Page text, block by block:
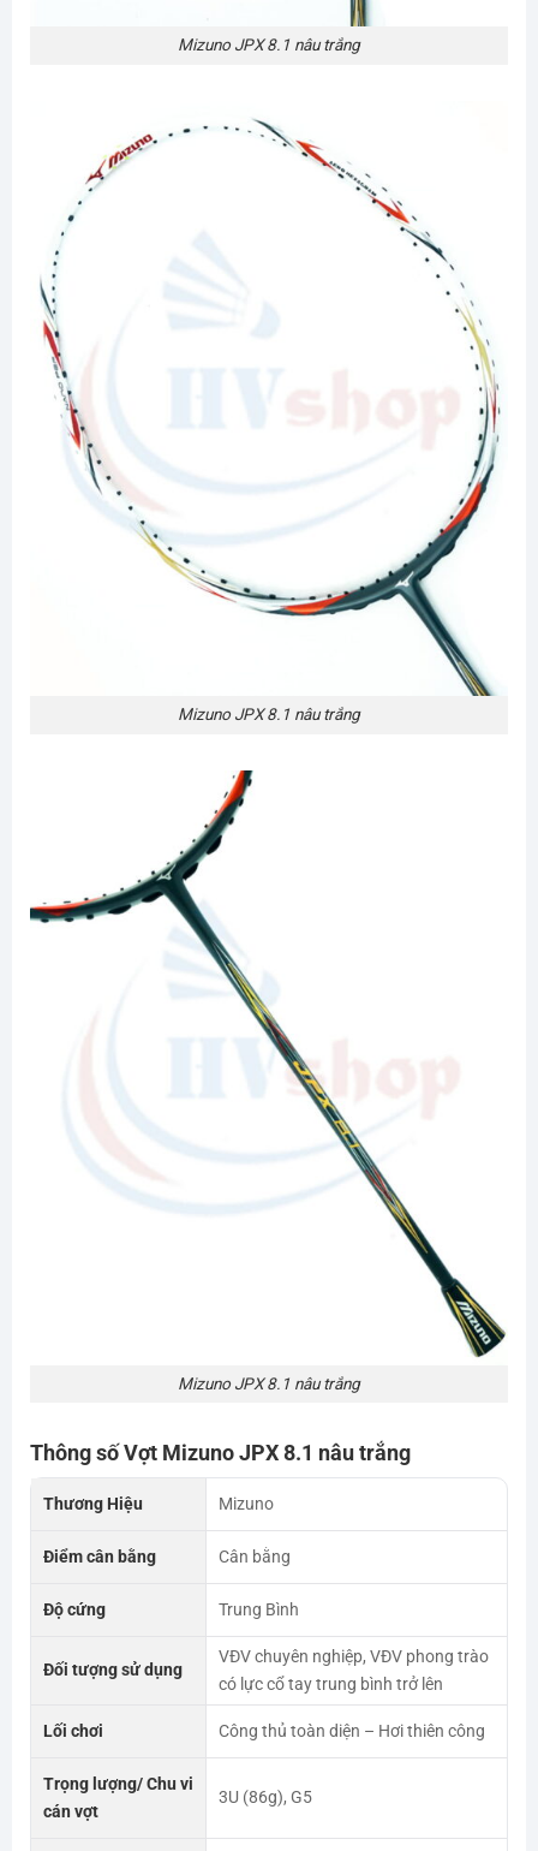
Mizuno JPX 8.1 nâu trắng
Mizuno JPX 8.1 nâu trắng
Mizuno JPX 8.1 nâu trắng
Thông số Vợt Mizuno JPX 8.1 nâu trắng
Thương Hiệu Mizuno
Điểm cân bằng Cân bằng
Độ cứng Trung Bình
Đối tượng sử dụng
VĐV chuyên nghiệp, VĐV phong trào
có lực cổ tay trung bình trở lên
Lối chơi Công thủ toàn diện – Hơi thiên công
Trọng lượng/ Chu vi
cán vợt
3U (86g), G5